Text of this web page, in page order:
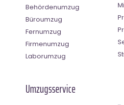
Behördenumzug
Büroumzug
Fernumzug
Firmenumzug
Laborumzug
Umzugsservice